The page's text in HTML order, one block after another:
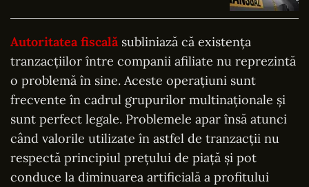
Autoritatea fiscalăsubliniază că existența
tranzacțiilor între companii afiliate nu reprezintă
o problemă în sine. Aceste operațiuni sunt
frecvente în cadrul grupurilor multinaționale și
sunt perfect legale. Problemele apar însă atunci
când valorile utilizate în astfel de tranzacții nu
respectă principiul prețului de piață și pot
conduce la diminuarea artificială a profitului